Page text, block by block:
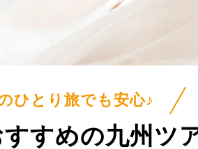
ひとり旅でも安心♪
すめの九州ツ